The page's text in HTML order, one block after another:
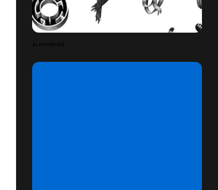
ALPHINKING